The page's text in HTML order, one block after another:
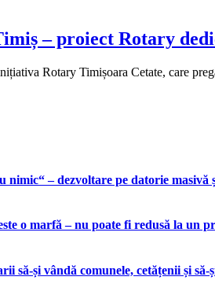
– proiect Rotary
Rotary Timișoara Cetate, care
– dezvoltare pe datorie
o marfă – nu poate fi redusă la un
și vândă comunele, cetățenii și să-